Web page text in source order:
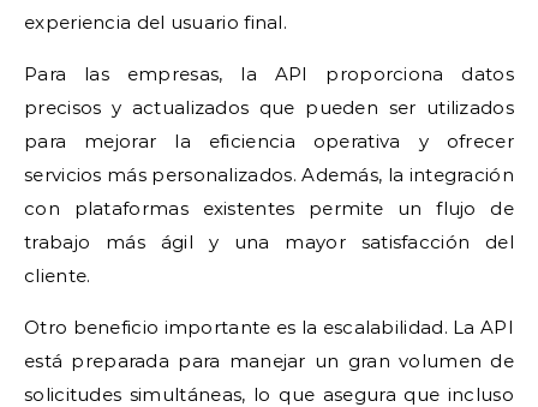
experiencia del usuario final.
Para las empresas, la API proporciona datos
precisos y actualizados que pueden ser utilizados
para mejorar la eficiencia operativa y ofrecer
servicios más personalizados. Además, la integración
con plataformas existentes permite un flujo de
trabajo más ágil y una mayor satisfacción del
cliente.
Otro beneficio importante es la escalabilidad. La API
está preparada para manejar un gran volumen de
solicitudes simultáneas, lo que asegura que incluso